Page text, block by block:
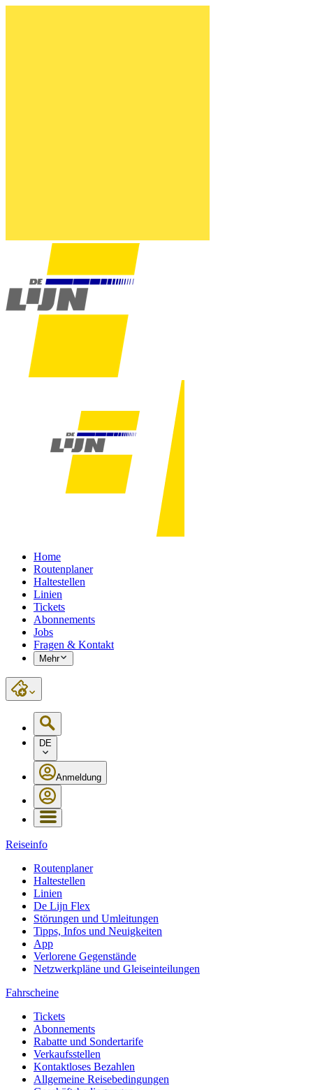
Home
Routenplaner
Haltestellen
Linien
Tickets
Abonnements
Jobs
Fragen & Kontakt
Mehr
DE
Anmeldung
Reiseinfo
Routenplaner
Haltestellen
Linien
De Lijn Flex
Störungen und Umleitungen
Tipps, Infos und Neuigkeiten
App
Verlorene Gegenstände
Netzwerkpläne und Gleiseinteilungen
Fahrscheine
Tickets
Abonnements
Rabatte und Sondertarife
Verkaufsstellen
Kontaktloses Bezahlen
Allgemeine Reisebedingungen